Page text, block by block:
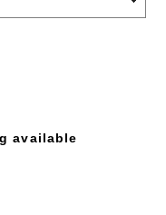
available